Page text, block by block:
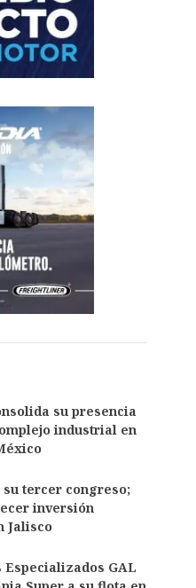
su presencia
industrial en
su tercer congreso;
inversión
Jalisco
GAL